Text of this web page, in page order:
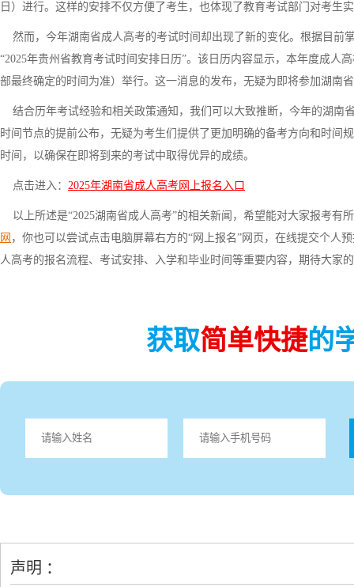
日）进行。这样的安排不仅方便了考生，也体现了教育考试部门对考生
然而，今年湖南省成人高考的考试时间却出现了新的变化。根据目前
“2025年贵州省教育考试时间安排日历”。该日历内容显示，本年度成人
部最终确定的时间为准）举行。这一消息的发布，无疑为即将参加湖南
结合历年考试经验和相关政策通知，我们可以大致推断，今年的湖南
时间节点的提前公布，无疑为考生们提供了更加明确的备考方向和时间
时间，以确保在即将到来的考试中取得优异的成绩。
点击进入： 2025年湖南省成人高考网上报名入口
以上所述是“2025湖南省成人高考”的相关新闻，希望能对大家报考有
网 ，你也可以尝试点击电脑屏幕右方的“网上报名”网页，在线提交个人
人高考的报名流程、考试安排、入学和毕业时间等重要内容，期待大家
获取简单快捷的
声明 ：